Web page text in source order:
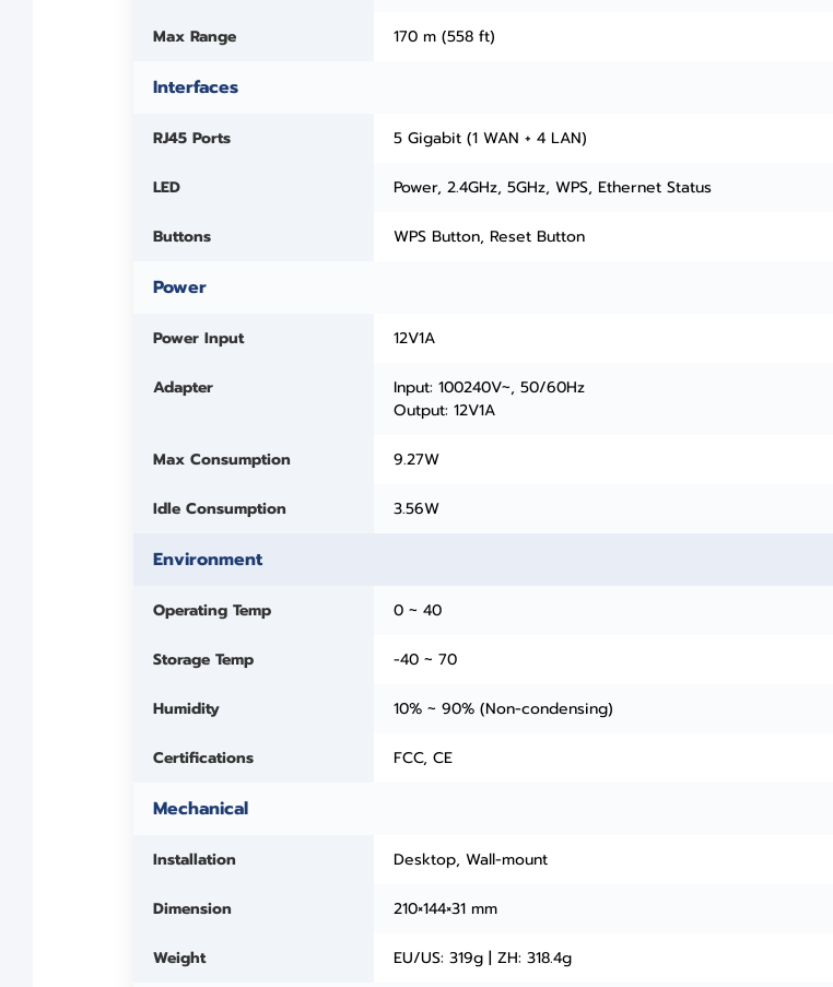
Max Range 170 m (558 ft)
Interfaces
RJ45 Ports 5 Gigabit (1 WAN + 4 LAN)
LED Power, 2.4GHz, 5GHz, WPS, Ethernet Status
Buttons WPS Button, Reset Button
Power
Power Input 12V1A
Adapter
Input: 100240V~, 50/60Hz
Output: 12V1A
Max Consumption 9.27W
Idle Consumption 3.56W
Environment
Operating Temp 0 ~ 40
Storage Temp -40 ~ 70
Humidity 10% ~ 90% (Non-condensing)
Certifications FCC, CE
Mechanical
Installation Desktop, Wall-mount
Dimension 210×144×31 mm
Weight EU/US: 319g | ZH: 318.4g